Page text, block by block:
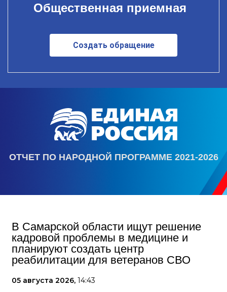
Общественная приемная
Создать обращение
ОТЧЕТ ПО НАРОДНОЙ ПРОГРАММЕ 2021-2026
В Самарской области ищут решение
кадровой проблемы в медицине и
планируют создать центр
реабилитации для ветеранов СВО
05 августа 2026, 14:43